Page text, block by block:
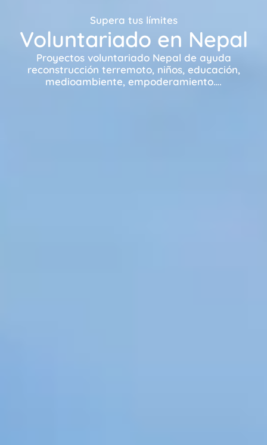
Voluntariado en Nepal
Supera tus límites
Proyectos voluntariado Nepal de ayuda
reconstrucción terremoto, niños, educación,
medioambiente, empoderamiento….